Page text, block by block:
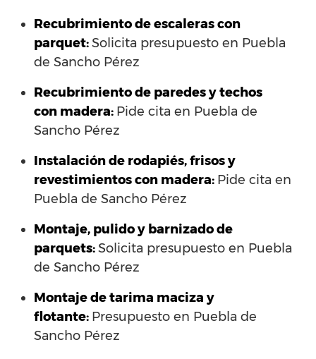
Recubrimiento de escaleras con
parquet:Solicita presupuesto en Puebla
de Sancho Pérez
Recubrimiento de paredes y techos
con madera: Pide cita en Puebla de
Sancho Pérez
Instalación de rodapiés, frisos y
revestimientos con madera: Pide cita en
Puebla de Sancho Pérez
Montaje, pulido y barnizado de
parquets:Solicita presupuesto en Puebla
de Sancho Pérez
Montaje de tarima maciza y
flotante: Presupuesto en Puebla de
Sancho Pérez